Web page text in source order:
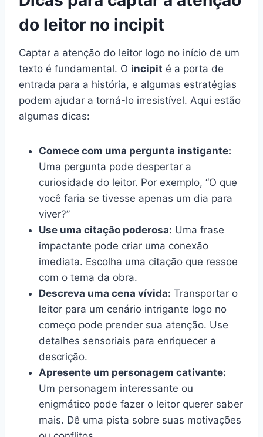
do leitor no incipit
Captar a atenção do leitor logo no início de um
texto é fundamental. O incipit é a porta de
entrada para a história, e algumas estratégias
podem ajudar a torná-lo irresistível. Aqui estão
algumas dicas:
Comece com uma pergunta instigante:
Uma pergunta pode despertar a
curiosidade do leitor. Por exemplo, “O que
você faria se tivesse apenas um dia para
viver?”
Use uma citação poderosa: Uma frase
impactante pode criar uma conexão
imediata. Escolha uma citação que ressoe
com o tema da obra.
Descreva uma cena vívida: Transportar o
leitor para um cenário intrigante logo no
começo pode prender sua atenção. Use
detalhes sensoriais para enriquecer a
descrição.
Apresente um personagem cativante:
Um personagem interessante ou
enigmático pode fazer o leitor querer saber
mais. Dê uma pista sobre suas motivações